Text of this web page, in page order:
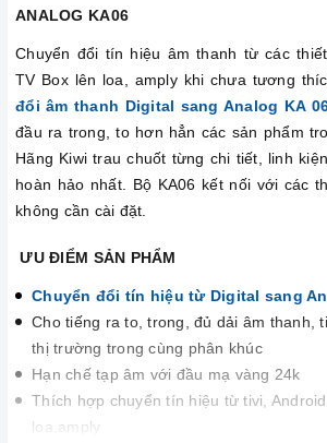
ANALOG KA06
Chuyển đổi tín hiệu âm thanh từ các
TV Box lên loa, amply khi chưa tương
đổi âm thanh Digital sang Analog KA
đầu ra trong, to hơn hẳn các sản phẩm
Hãng Kiwi trau chuốt từng chi tiết, linh
hoàn hảo nhất. Bộ KA06 kết nối với các
không cần cài đặt.
ƯU ĐIỂM SẢN PHẨM
Chuyển đổi tín hiệu từ Digital sang
Cho tiếng ra to, trong, đủ dải âm thanh,
thị trường trong cùng phân khúc
Hạn chế tạp âm với đầu mạ vàng 24k
Thích hợp chuyển tín hiệu từ tivi,
loa,amply